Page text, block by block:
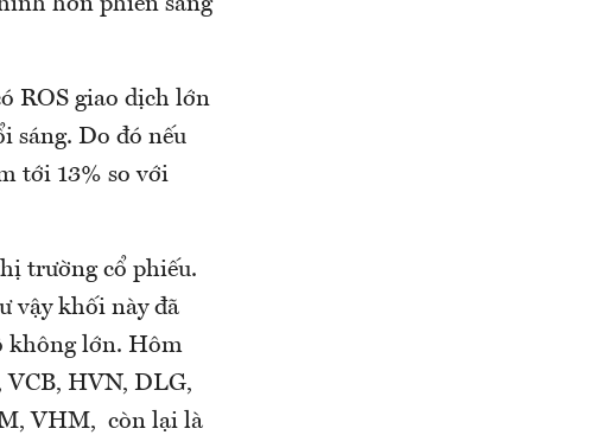
hơn phiên sáng
ROS giao dịch lớn
sáng. Do đó nếu
tới 13% so với
trường cổ phiếu.
vậy khối này đã
không lớn. Hôm
VCB, HVN, DLG,
VHM, còn lại là